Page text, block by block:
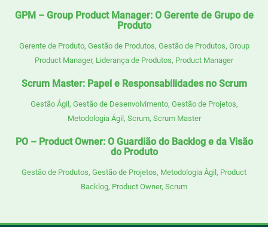
GPM – Group Product Manager: O Gerente de Grupo de
Produto
Gerente de Produto, Gestão de Produtos, Gestão de Produtos, Group
Product Manager, Liderança de Produtos, Product Manager
Scrum Master: Papel e Responsabilidades no Scrum
Gestão Ágil , Gestão de Desenvolvimento, Gestão de Projetos,
Metodologia Ágil , Scrum, Scrum Master
PO – Product Owner: O Guardião do Backlog e da Visão
do Produto
Gestão de Produtos, Gestão de Projetos, Metodologia Ágil , Product
Backlog, Product Owner, Scrum